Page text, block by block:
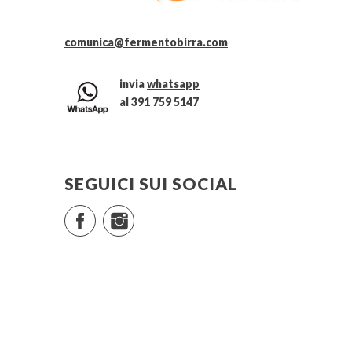
comunica@fermentobirra.com
inviawhatsapp
al 391 759 5147
SEGUICI SUI SOCIAL
FacebookInstagram